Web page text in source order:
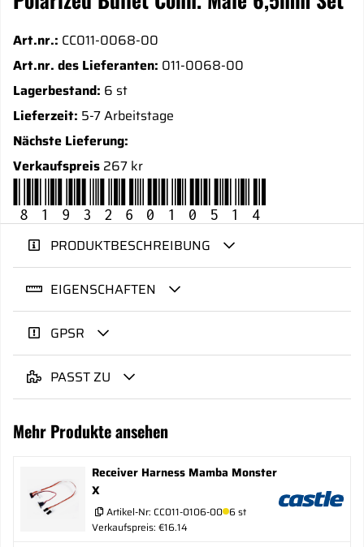
Art.nr.: CC011-0068-00
Art.nr. des Lieferanten: 011-0068-00
Lagerbestand: 6 st
Lieferzeit: 5-7 Arbeitstage
Nächste Lieferung:
Verkaufspreis 267 kr
819326010514
PRODUKTBESCHREIBUNG
EIGENSCHAFTEN
GPSR
PASST ZU
Mehr Produkte ansehen
Receiver Harness Mamba Monster
X
Artikel-Nr: CC011-0106-00 6 st
Verkaufspreis: €16.14